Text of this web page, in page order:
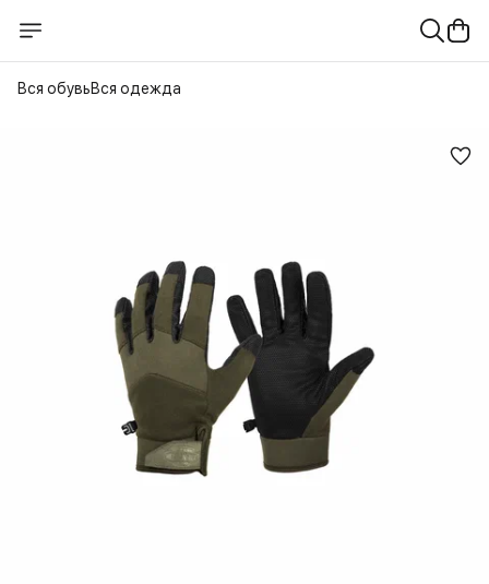
Вся обувьВся одежда